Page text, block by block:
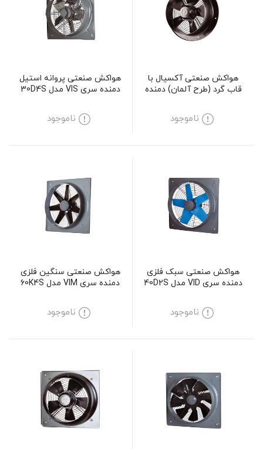
هواکش صنعتی آکسیال با
قاب گرد (طرح آلمان) دمنده
ناموجود
هواکش صنعتی پروانه استیل
دمنده سری VIS مدل 30D4S
ناموجود
هواکش صنعتی سبک فلزی
دمنده سری VID مدل 40D2S
ناموجود
هواکش صنعتی سنگین فلزی
دمنده سری VIM مدل 60K4S
ناموجود